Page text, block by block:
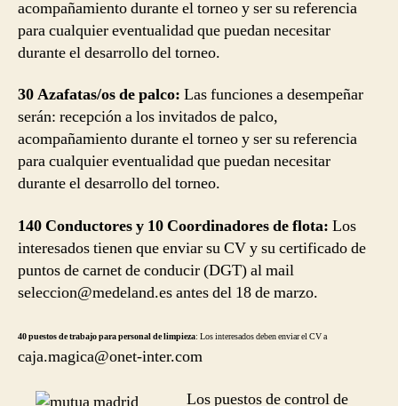
acompañamiento durante el torneo y ser su referencia
para cualquier eventualidad que puedan necesitar
durante el desarrollo del torneo.
30 Azafatas/os de palco: Las funciones a desempeñar
serán: recepción a los invitados de palco,
acompañamiento durante el torneo y ser su referencia
para cualquier eventualidad que puedan necesitar
durante el desarrollo del torneo.
140 Conductores y 10 Coordinadores de flota: Los
interesados tienen que enviar su CV y su certificado de
puntos de carnet de conducir (DGT) al mail
seleccion@medeland.es antes del 18 de marzo.
40 puestos de trabajo para personal de limpieza: Los interesados deben enviar el CV a
caja.magica@onet-inter.com
Los puestos de control de